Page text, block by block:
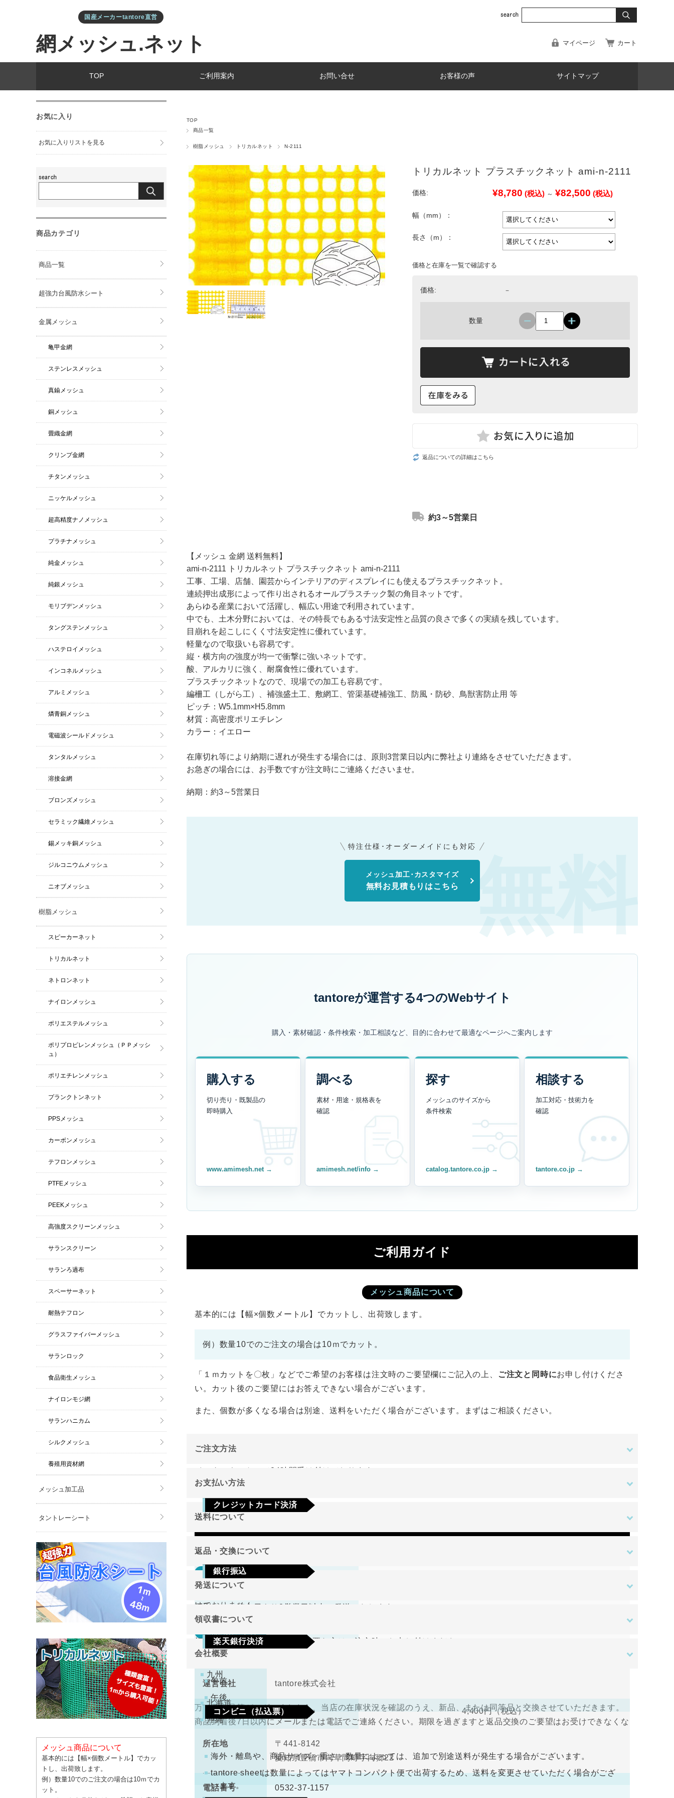
網メッシュ.ネット
国産メーカーtantore直営
マイページ カート
TOP ご利用案内 お問い合せ お客様の声 サイトマップ
TOP
商品一覧
樹脂メッシュ トリカルネット N-2111
トリカルネット プラスチックネット ami-n-2111
価格: ¥8,780 (税込) ～ ¥82,500 (税込)
幅（mm）：
長さ（m）：
価格と在庫を一覧で確認する
価格: －
数量
返品についての詳細はこちら
約3～5営業日
【メッシュ 金網 送料無料】
ami-n-2111 トリカルネット プラスチックネット ami-n-2111
工事、工場、店舗、園芸からインテリアのディスプレイにも使えるプラスチックネット。
連続押出成形によって作り出されるオールプラスチック製の角目ネットです。
あらゆる産業において活躍し、幅広い用途で利用されています。
中でも、土木分野においては、その特長でもある寸法安定性と品質の良さで多くの実績を残しています。
目崩れを起こしにくく寸法安定性に優れています。
軽量なので取扱いも容易です。
縦・横方向の強度が均一で衝撃に強いネットです。
酸、アルカリに強く、耐腐食性に優れています。
プラスチックネットなので、現場での加工も容易です。
編柵工（しがら工）、補強盛土工、敷網工、管渠基礎補強工、防風・防砂、鳥獣害防止用 等
ピッチ：W5.1mm×H5.8mm
材質：高密度ポリエチレン
カラー：イエロー
在庫切れ等により納期に遅れが発生する場合には、原則3営業日以内に弊社より連絡をさせていただきます。
お急ぎの場合には、お手数ですが注文時にご連絡くださいませ。
納期：約3～5営業日
メッシュ加工･カスタマイズ
無料お見積もりはこちら
特注仕様･オーダーメイドにも対応
tantoreが運営する4つのWebサイト
購入・素材確認・条件検索・加工相談など、目的に合わせて最適なページへご案内します
購入する
切り売り・既製品の
即時購入
www.amimesh.net →
調べる
素材・用途・規格表を
確認
amimesh.net/info →
探す
メッシュのサイズから
条件検索
catalog.tantore.co.jp →
相談する
加工対応・技術力を
確認
tantore.co.jp →
ご利用ガイド
メッシュ商品について
基本的には【幅×個数メートル】でカットし、出荷致します。
例）数量10でのご注文の場合は10ｍでカット。
「１ｍカットを〇枚」などでご希望のお客様は注文時のご要望欄にご記入の上、 ご注文と同時にお申し付けくださ
い。カット後のご要望にはお答えできない場合がございます。
また、個数が多くなる場合は別途、送料をいただく場合がございます。まずはご相談ください。
ご注文方法
インターネットにて24時間受け付けております。
お支払い方法
クレジットカード決済
Visa Mastercard JCB AMEX Diners
銀行振込
楽天銀行決済
ください。手数料はご負担をお願いいたします。
コンビニ（払込票）
コンビニ払込票が郵送で届きます。決済依頼日より6日以内にご入金をお願い致します。ご入金確認後の商品手
配となります。
送料について
地域
東北
関東
近畿
中国
四国
九州
北海道
沖縄
4,400円（税込）
海外・離島や、商品サイズ・重さ・数量によっては、追加で別途送料が発生する場合がございます。
tantore sheetは数量によってはヤマトコンパクト便で出荷するため、送料を変更させていただく場合がござ
います。
返品・交換について
返品期限･条件
切り売り商品やメーカー取り寄せ商品の場合、著しく商品に欠陥がある場合を除き、原則として返品交換を受け付
けておりません。
切り売り商品やメーカー取り寄せ商品の場合、著しく商品に欠陥がある場合を除き、原則として返品交換を受け付
不良品
万一不良品等がございましたら、当店の在庫状況を確認のうえ、新品、または同等品と交換させていただきます。
商品到着後7日以内にメールまたは電話でご連絡ください。期限を過ぎますと返品交換のご要望はお受けできなくな
発送について
原則として注文日より2営業日以内に発送いたします。
下記の選択肢からご希望の配送時間をご指定頂けます。
午前
午後
領収書について
領収書（納品書、請求書）が必要な方はご注文時にお申し付けください。
会社概要
運営会社 tantore株式会社
代表取締役 中河原 毅
所在地
〒441-8142
愛知県豊橋市向草間町字向郷22
電話番号 0532-37-1157
お気に入り
お気に入りリストを見る
商品カテゴリ
商品一覧
超強力台風防水シート
金属メッシュ
亀甲金網
ステンレスメッシュ
真鍮メッシュ
銅メッシュ
畳織金網
クリンプ金網
チタンメッシュ
ニッケルメッシュ
超高精度ナノメッシュ
プラチナメッシュ
純金メッシュ
純銀メッシュ
モリブデンメッシュ
タングステンメッシュ
ハステロイメッシュ
インコネルメッシュ
アルミメッシュ
燐青銅メッシュ
電磁波シールドメッシュ
タンタルメッシュ
溶接金網
ブロンズメッシュ
セラミック繊維メッシュ
錫メッキ銅メッシュ
ジルコニウムメッシュ
ニオブメッシュ
樹脂メッシュ
スピーカーネット
トリカルネット
ネトロンネット
ナイロンメッシュ
ポリエステルメッシュ
ポリプロピレンメッシュ（ＰＰメッシ
ュ）
ポリエチレンメッシュ
プランクトンネット
PPSメッシュ
カーボンメッシュ
テフロンメッシュ
PTFEメッシュ
PEEKメッシュ
高強度スクリーンメッシュ
サランスクリーン
サランろ過布
スペーサーネット
耐熱テフロン
グラスファイバーメッシュ
サランロック
食品衛生メッシュ
ナイロンモジ網
サランハニカム
シルクメッシュ
養殖用資材網
メッシュ加工品
タントレーシート
メッシュ商品について
基本的には【幅×個数メートル】でカッ
トし、出荷致します。
例）数量10でのご注文の場合は10ｍでカ
ット。